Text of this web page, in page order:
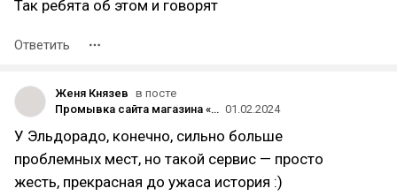
Так ребята об этом и говорят
Ответить
Женя Князев в посте
Промывка сайта магазина «Эльдорадо»: как улучшить процесс оформления покупки онлайн 01.02.2024
У Эльдорадо, конечно, сильно больше
проблемных мест, но такой сервис — просто
жесть, прекрасная до ужаса история :)